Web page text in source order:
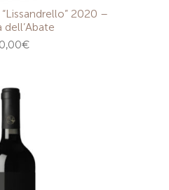
2020 –
dell’Abate
€